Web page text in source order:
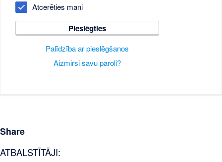
Atcerēties mani
Pieslēgties
Palīdzība ar pieslēgšanos
Aizmirsi savu paroli?
Share
ATBALSTĪTĀJI: